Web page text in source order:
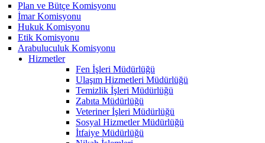
Plan ve Bütçe Komisyonu
İmar Komisyonu
Hukuk Komisyonu
Etik Komisyonu
Arabuluculuk Komisyonu
Hizmetler
Fen İşleri Müdürlüğü
Ulaşım Hizmetleri Müdürlüğü
Temizlik İşleri Müdürlüğü
Zabıta Müdürlüğü
Veteriner İşleri Müdürlüğü
Sosyal Hizmetler Müdürlüğü
İtfaiye Müdürlüğü